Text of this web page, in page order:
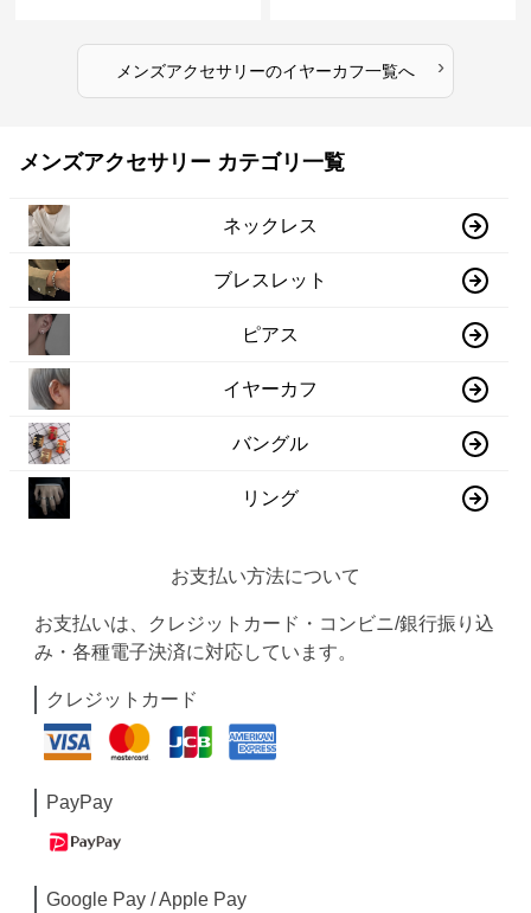
メンズアクセサリーのイヤーカフ一覧へ ›
メンズアクセサリー カテゴリ一覧
ネックレス
ブレスレット
ピアス
イヤーカフ
バングル
リング
お支払い方法について
お支払いは、クレジットカード・コンビニ/銀行振り込
み・各種電子決済に対応しています。
クレジットカード
PayPay
Google Pay / Apple Pay